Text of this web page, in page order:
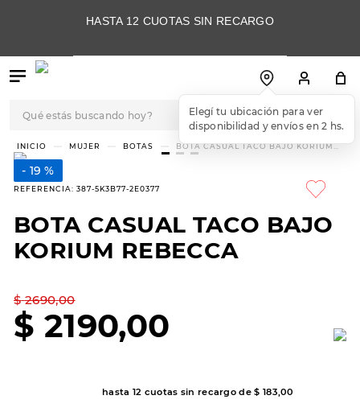
HASTA 12 CUOTAS SIN RECARGO
Elegí tu ubicación para ver
disponibilidad y envíos en 2 hs.
MUJER BOTAS
BOTA CASUAL TACO BAJO KORIUM
REBECCA
19 %
REFERENCIA: 387-5K3B77-2E0377
BOTA CASUAL TACO BAJO
KORIUM REBECCA
$ 2690,00
$ 2190,00
hasta 12 cuotas sin recargo de$ 183,00
TÉRMINOS MÁS
BUSCADOS
3.
skechers slip-ins